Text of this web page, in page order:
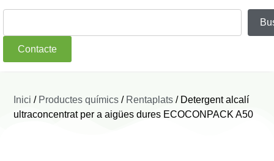
Contacte
Inici / Productes químics / Rentaplats / Detergent alcalí
ultraconcentrat per a aigües dures ECOCONPACK A50